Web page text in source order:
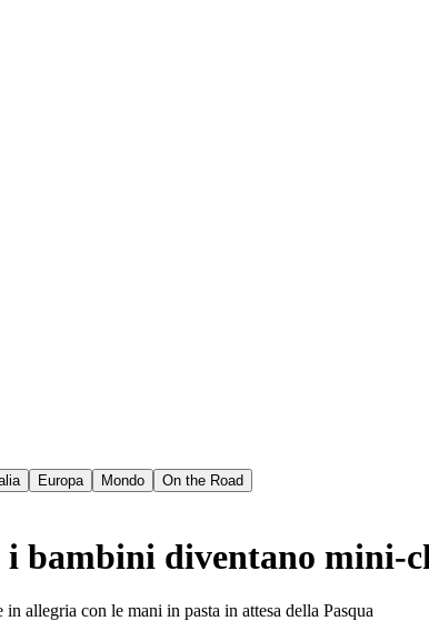
Europa Mondo On the Road
bambini diventano mini-
allegria con le mani in pasta in attesa della Pasqua